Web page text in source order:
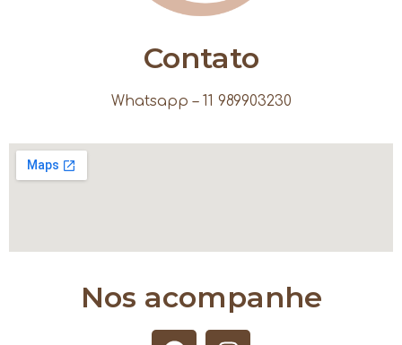
Contato
Whatsapp – 11 989903230
Nos acompanhe